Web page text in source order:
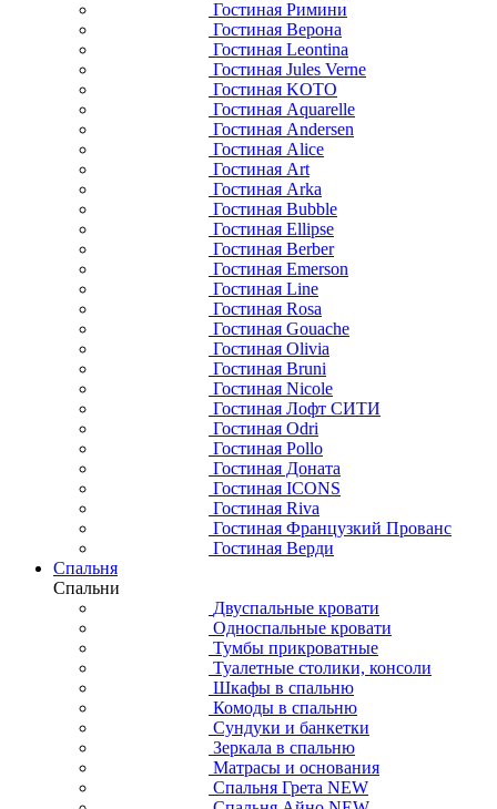
Гостиная Римини
Гостиная Верона
Гостиная Leontina
Гостиная Jules Verne
Гостиная KOTO
Гостиная Aquarelle
Гостиная Andersen
Гостиная Alice
Гостиная Art
Гостиная Arka
Гостиная Bubble
Гостиная Ellipse
Гостиная Berber
Гостиная Emerson
Гостиная Line
Гостиная Rosa
Гостиная Gouache
Гостиная Olivia
Гостиная Bruni
Гостиная Nicole
Гостиная Лофт СИТИ
Гостиная Odri
Гостиная Pollo
Гостиная Доната
Гостиная ICONS
Гостиная Riva
Гостиная Французкий Прованс
Гостиная Верди
Спальня
Спальни
Двуспальные кровати
Односпальные кровати
Тумбы прикроватные
Туалетные столики, консоли
Шкафы в спальню
Комоды в спальню
Сундуки и банкетки
Зеркала в спальню
Матрасы и основания
Спальня Грета NEW